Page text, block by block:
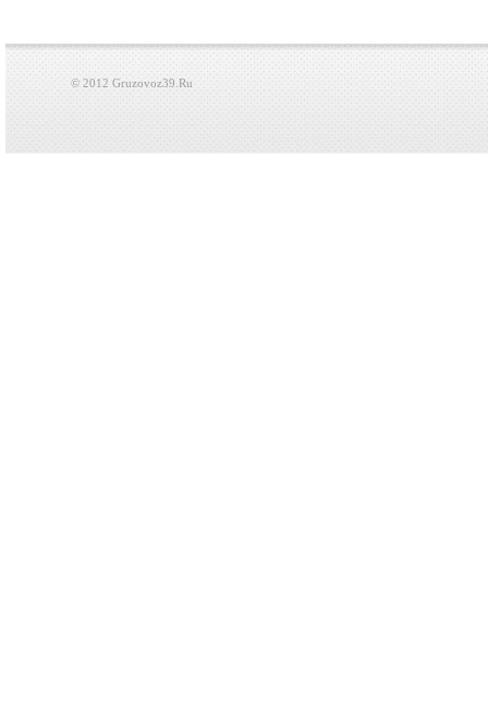
© 2012 Gruzovoz39.Ru